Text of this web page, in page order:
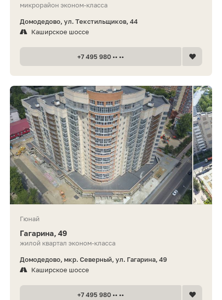
микрорайон эконом-класса
Домодедово, ул. Текстильщиков, 44
Каширское шоссе
+7 495 980 •• ••
Гюнай
Гагарина, 49
жилой квартал эконом-класса
Домодедово, мкр. Северный, ул. Гагарина, 49
Каширское шоссе
+7 495 980 •• ••